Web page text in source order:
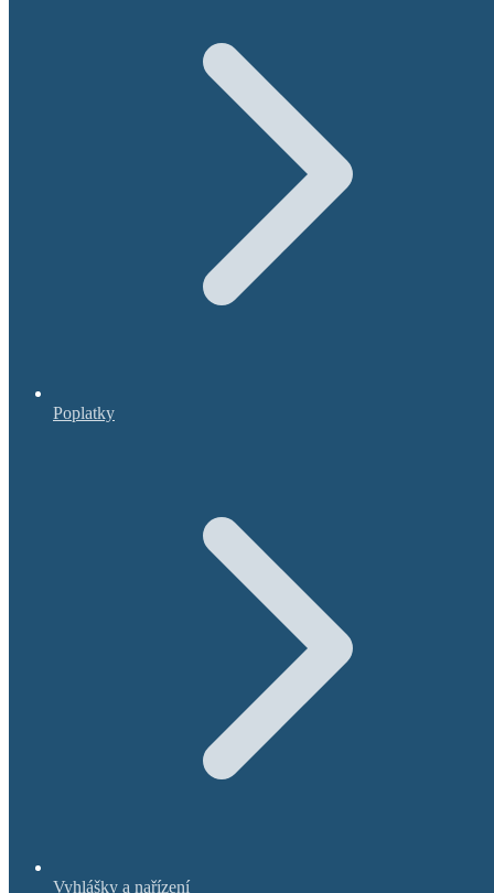
Poplatky
Vyhlášky a nařízení